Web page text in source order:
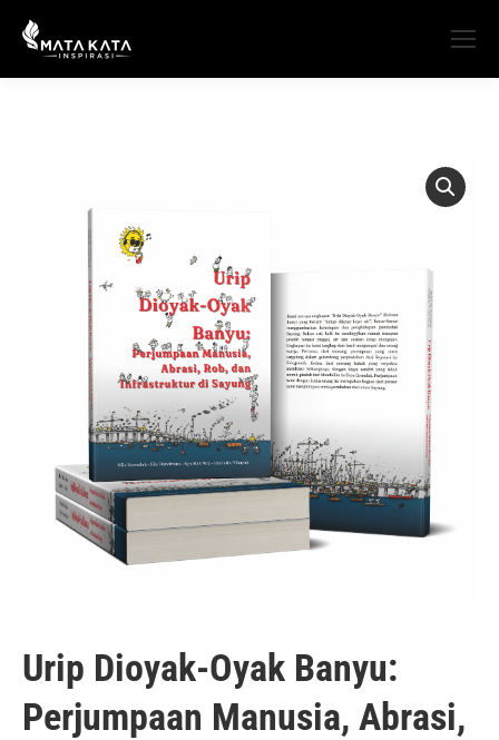
Urip Dioyak-Oyak Banyu:
Perjumpaan Manusia, Abrasi,